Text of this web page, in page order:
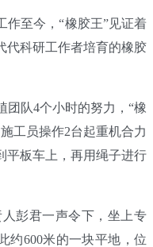
作至今，“橡胶王”见证着
代科研工作者培育的橡胶
团队4个小时的努力，“橡
工员操作2台起重机合力
平板车上，再用绳子进行
彭君一声令下，坐上专
600米的一块平地，位